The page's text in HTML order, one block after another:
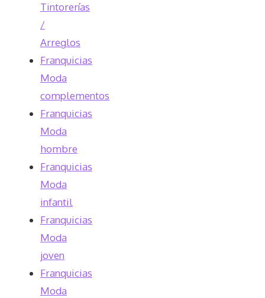
Tintorerías
/
Arreglos
Franquicias
Moda
complementos
Franquicias
Moda
hombre
Franquicias
Moda
infantil
Franquicias
Moda
joven
Franquicias
Moda